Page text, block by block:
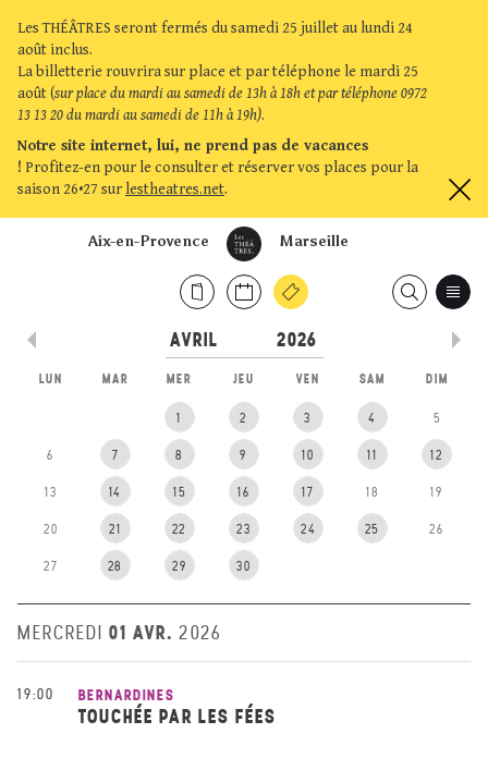
Les THÉÂTRES seront fermés du samedi 25 juillet au lundi 24
août inclus.
La billetterie rouvrira sur place et par téléphone le mardi 25
août (sur place du mardi au samedi de 13h à 18h et par téléphone 0972
13 13 20 du mardi au samedi de 11h à 19h).
Notre site internet, lui, ne prend pas de vacances
! Profitez-en pour le consulter et réserver vos places pour la
saison 26•27 sur lestheatres.net.
Marseille
Aix-en-Provence
LUN MAR MER JEU VEN SAM DIM
1 2 3 4 5
6 7 8 9 10 11 12
13 14 15 16 17 18 19
20 21 22 23 24 25 26
27 28 29 30
MERCREDI 01 AVR. 2026
19:00 BERNARDINES
TOUCHÉE PAR LES FÉES